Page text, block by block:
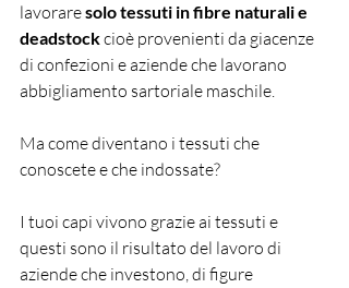
lavorare solo tessuti in fibre naturali e
deadstock cioè provenienti da giacenze
di confezioni e aziende che lavorano
abbigliamento sartoriale maschile.
Ma come diventano i tessuti che
conoscete e che indossate?
I tuoi capi vivono grazie ai tessuti e
questi sono il risultato del lavoro di
aziende che investono, di figure